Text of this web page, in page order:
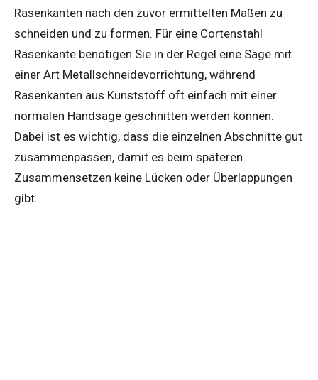
Rasenkanten nach den zuvor ermittelten Maßen zu
schneiden und zu formen. Für eine Cortenstahl
Rasenkante benötigen Sie in der Regel eine Säge mit
einer Art Metallschneidevorrichtung, während
Rasenkanten aus Kunststoff oft einfach mit einer
normalen Handsäge geschnitten werden können.
Dabei ist es wichtig, dass die einzelnen Abschnitte gut
zusammenpassen, damit es beim späteren
Zusammensetzen keine Lücken oder Überlappungen
gibt.